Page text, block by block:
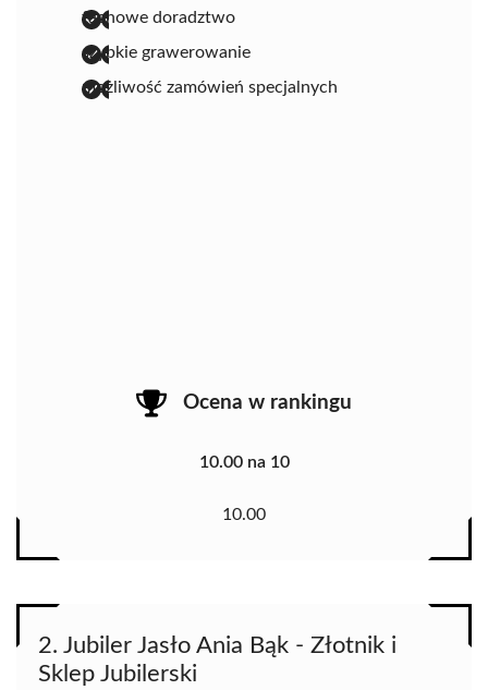
fachowe doradztwo
szybkie grawerowanie
możliwość zamówień specjalnych
Ocena w rankingu
10.00 na 10
10.00
2. Jubiler Jasło Ania Bąk - Złotnik i
Sklep Jubilerski